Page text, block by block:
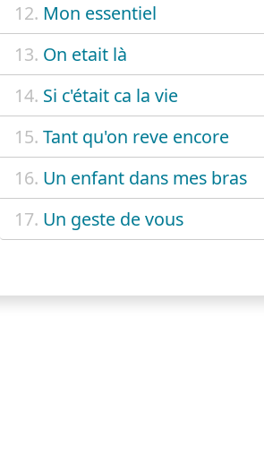
12. Mon essentiel
13. On etait là
14. Si c'était ca la vie
15. Tant qu'on reve encore
16. Un enfant dans mes bras
17. Un geste de vous